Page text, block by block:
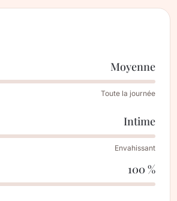
Moyenne
Toute la journée
Intime
Envahissant
100 %